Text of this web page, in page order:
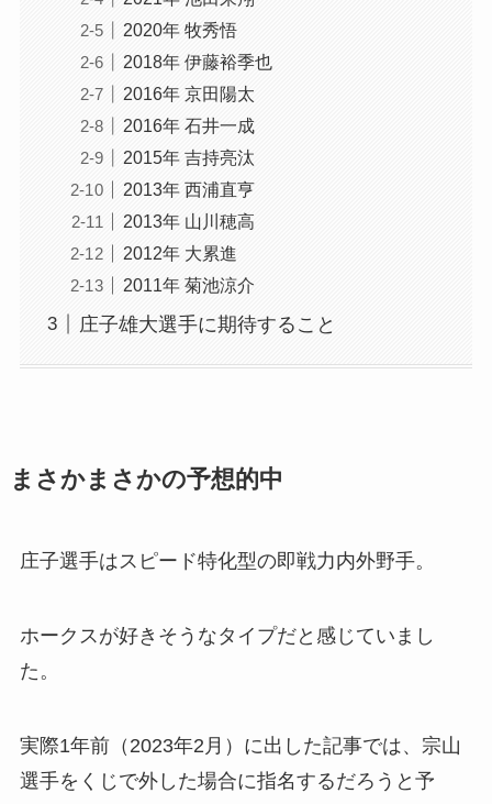
2020年 牧秀悟
2018年 伊藤裕季也
2016年 京田陽太
2016年 石井一成
2015年 吉持亮汰
2013年 西浦直亨
2013年 山川穂高
2012年 大累進
2011年 菊池涼介
庄子雄大選手に期待すること
まさかまさかの予想的中
庄子選手はスピード特化型の即戦力内外野手。
ホークスが好きそうなタイプだと感じていまし
た。
実際1年前（2023年2月）に出した記事では、宗山
選手をくじで外した場合に指名するだろうと予